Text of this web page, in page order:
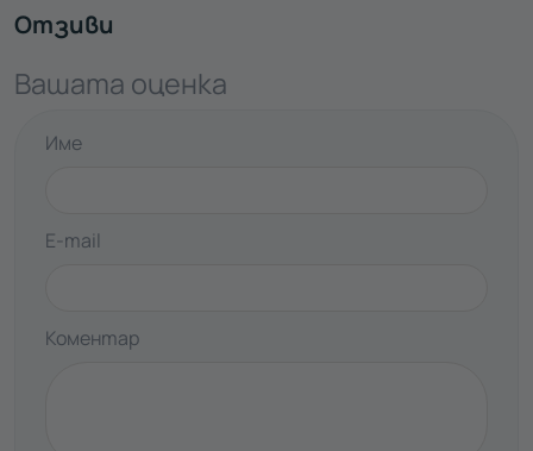
Отзиви
Вашата оценка
Име
E-mail
Коментар